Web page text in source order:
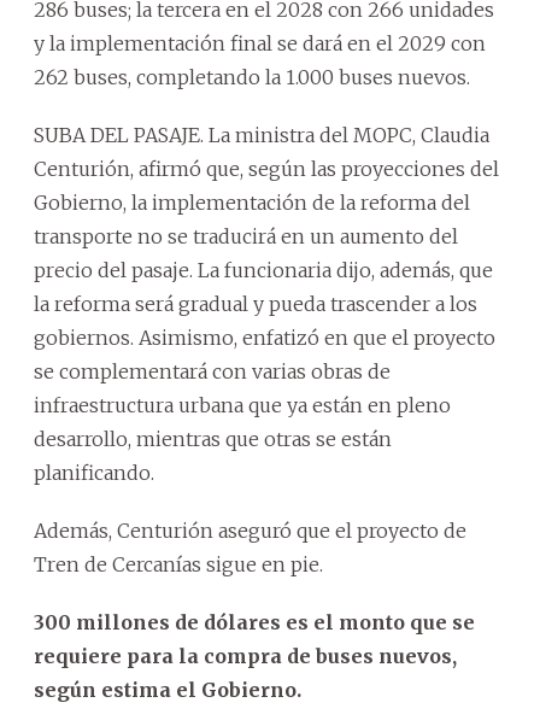
286 buses; la tercera en el 2028 con 266 unidades
y la implementación final se dará en el 2029 con
262 buses, completando la 1.000 buses nuevos.
SUBA DEL PASAJE. La ministra del MOPC, Claudia
Centurión, afirmó que, según las proyecciones del
Gobierno, la implementación de la reforma del
transporte no se traducirá en un aumento del
precio del pasaje. La funcionaria dijo, además, que
la reforma será gradual y pueda trascender a los
gobiernos. Asimismo, enfatizó en que el proyecto
se complementará con varias obras de
infraestructura urbana que ya están en pleno
desarrollo, mientras que otras se están
planificando.
Además, Centurión aseguró que el proyecto de
Tren de Cercanías sigue en pie.
300 millones de dólares es el monto que se
requiere para la compra de buses nuevos,
según estima el Gobierno.